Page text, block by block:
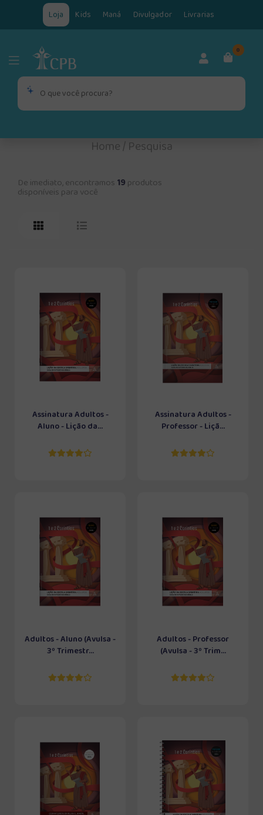
Loja Kids Maná Divulgador Livrarias
0
Home/Pesquisa
De imediato, encontramos 19 produtos
disponíveis para você
Assinatura Adultos -
Aluno - Lição da...
Assinatura Adultos -
Professor - Liçã...
Adultos - Aluno (Avulsa -
3º Trimestr...
Adultos - Professor
(Avulsa - 3º Trim...